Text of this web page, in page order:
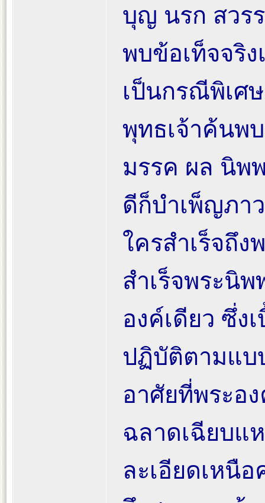
บุญ นรก สวร
พบข้อเท็จจริ
เป็นกรณีพิเศ
พุทธเจ้าค้นพ
มรรค ผล นิพ
ดีก็บำเพ็ญภา
ใครสำเร็จถึง
สำเร็จพระนิ
องค์เดียว ซึ่ง
ปฏิบัติตามแบ
อาศัยที่พระอ
ฉลาดเฉียบแ
ละเอียดเหนื